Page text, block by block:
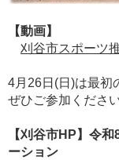
【動画】
刈谷市スポーツ
4月26日(日)は最初
ぜひご参加くださ
【刈谷市HP】令
ーション